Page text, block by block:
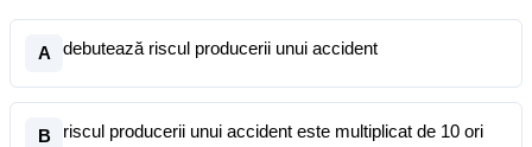
A debutează riscul producerii unui accident
B riscul producerii unui accident este multiplicat de 10 ori